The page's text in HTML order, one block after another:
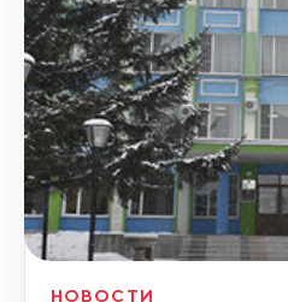
НОВОСТИ